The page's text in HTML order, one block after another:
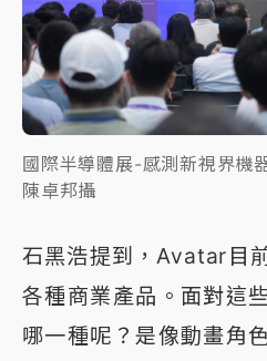
國際半導體展-感測新視界機
陳卓邦攝
石黑浩提到，Avatar目
各種商業產品。面對這
哪一種呢？是像動畫角